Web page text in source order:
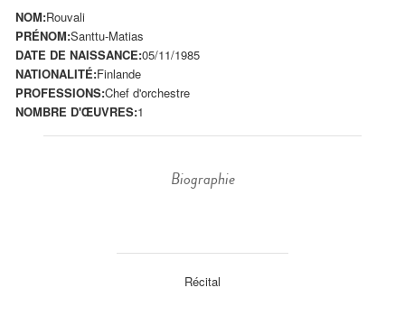
NOM:Rouvali
PRÉNOM:Santtu-Matias
DATE DE NAISSANCE:05/11/1985
NATIONALITÉ:Finlande
PROFESSIONS:Chef d'orchestre
NOMBRE D'ŒUVRES:1
Biographie
Récital